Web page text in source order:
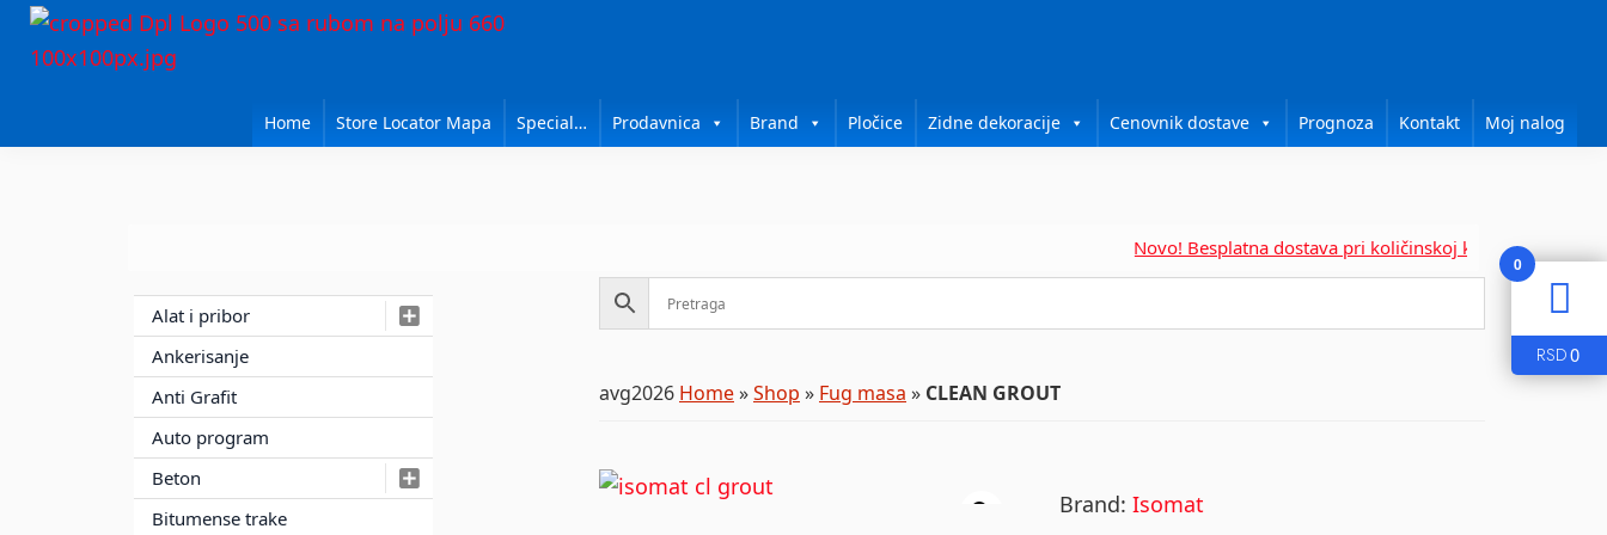
Skip
Skip
Skip
Mapei
Home Store Locator Mapa Special… Prodavnica Brand Pločice Zidne dekoracije Cenovnik dostave Prognoza Kontakt Moj nalog
Novo! Besplatna dostava pri količinskoj kupovini za....
avg2026 Home»Shop » Fug masa » CLEAN GROUT
Brand:Isomat
Primary
Sidebar
Alat i pribor
Ankerisanje
Anti Grafit
Auto program
Beton
Bitumense trake
0
RSD0